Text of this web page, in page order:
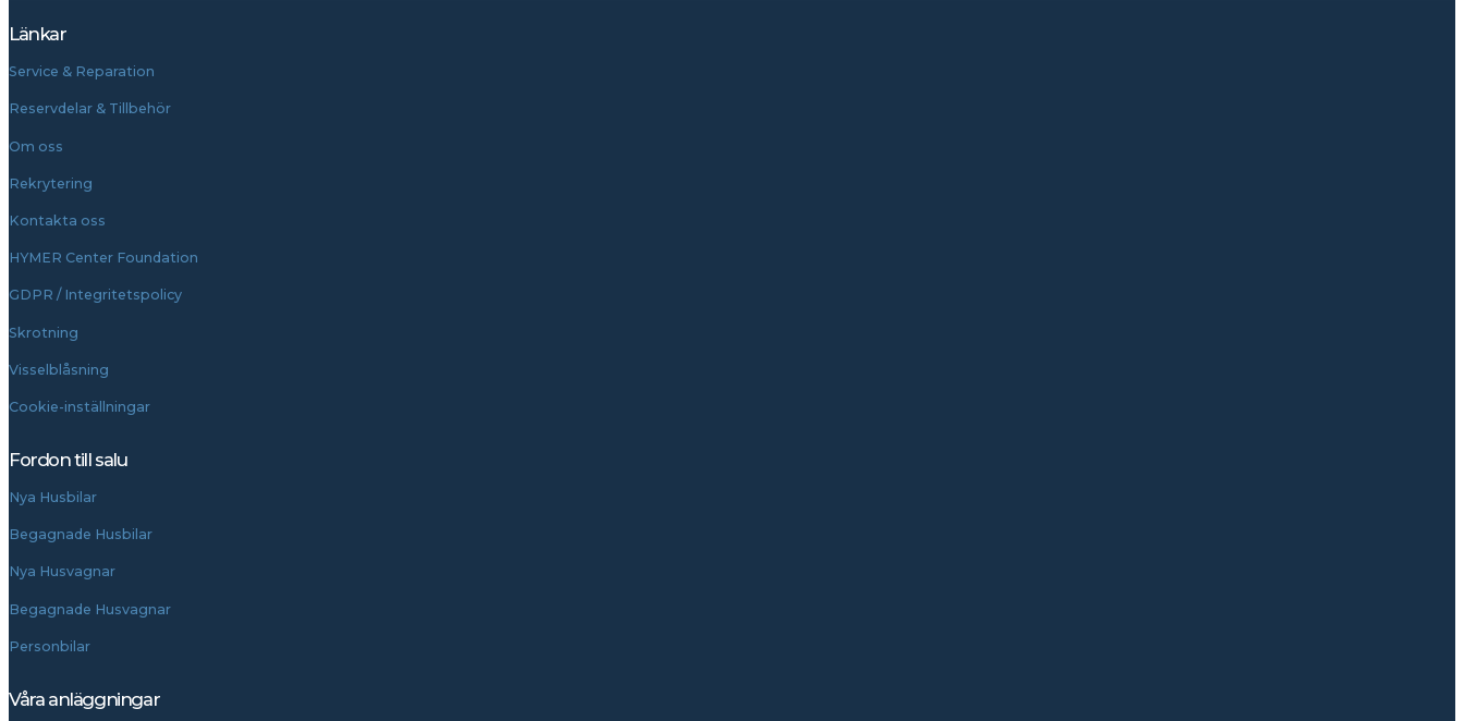
Länkar
Service & Reparation
Reservdelar & Tillbehör
Om oss
Rekrytering
Kontakta oss
HYMER Center Foundation
GDPR / Integritetspolicy
Skrotning
Visselblåsning
Cookie-inställningar
Fordon till salu
Nya Husbilar
Begagnade Husbilar
Nya Husvagnar
Begagnade Husvagnar
Personbilar
Våra anläggningar